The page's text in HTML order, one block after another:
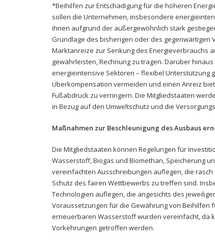
*Beihilfen zur Entschädigung für die höheren
sollen die Unternehmen, insbesondere
ihnen aufgrund der außergewöhnlich stark
Grundlage des bisherigen oder des gegenwärtigen
Marktanreize zur Senkung des Energieverbrauchs
gewährleisten, Rechnung zu tragen. Darüber
energieintensive Sektoren – flexibel
Überkompensation vermeiden und einen Anreiz
Fußabdruck zu verringern. Die Mitgliedstaaten
in Bezug auf den Umweltschutz und die
Maßnahmen zur Beschleunigung des Ausbaus
Die Mitgliedstaaten können Regelungen für
Wasserstoff, Biogas und Biomethan, Speicherung
vereinfachten Ausschreibungen auflegen, die
Schutz des fairen Wettbewerbs zu treffen sind.
Technologien auflegen, die angesichts des
Voraussetzungen für die Gewährung von Beihilfen
erneuerbaren Wasserstoff wurden vereinfacht, da
Vorkehrungen getroffen werden.